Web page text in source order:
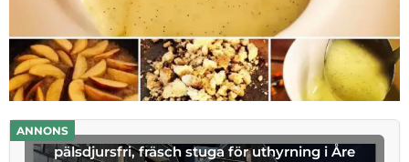
ANNONS
pälsdjursfri, fräsch stuga för uthyrning i Åre